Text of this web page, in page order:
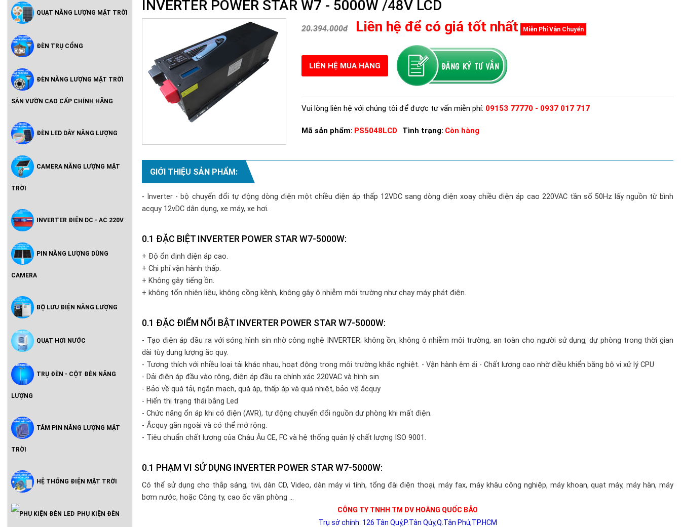
Vườn Cao Cấp Chính Hãng
Hoàng Quốc Bảo - Độ Sáng Cao,
QUẠT NĂNG LƯỢNG MẶT TRỜI
ĐÈN TRỤ CỔNG
ĐÈN NĂNG LƯỢNG MẶT TRỜI
SÂN VƯỜN CAO CẤP CHÍNH HÃNG
ĐÈN LED DÂY NĂNG LƯỢNG
CAMERA NĂNG LƯỢNG MẶT
TRỜI
INVERTER ĐIỆN DC - AC 220V
PIN NĂNG LƯỢNG DÙNG
CAMERA
BỘ LƯU ĐIỆN NĂNG LƯỢNG
QUẠT HƠI NƯỚC
TRỤ ĐÈN - CỘT ĐÈN NĂNG
LƯỢNG
TẤM PIN NĂNG LƯỢNG MẶT
TRỜI
HỆ THỐNG ĐIỆN MẶT TRỜI
Inveter Hòa Lưới Có Lưu Trữ -
PHỤ KIỆN ĐÈN
INVERTER POWER STAR W7 - 5000W /48V LCD
20.394.000đ Liên hệ để có giá tốt nhất Miễn Phí Vận Chuyển
LIÊN HỆ MUA HÀNG
Vui lòng liên hệ với chúng tôi để được tư vấn miễn phí: 09153 77770 - 0937 017 717
Mã sản phẩm: PS5048LCD Tình trạng: Còn hàng
GIỚI THIỆU SẢN PHẨM:
- Inverter - bộ chuyển đổi tự động dòng điện một chiều điện áp thấp 12VDC sang dòng điện xoay chiều điện áp cao 220VAC tần số 50Hz lấy nguồn từ bình
acquy 12vDC dân dụng, xe máy, xe hơi.
ĐẶC BIỆT INVERTER POWER STAR W7-5000W:
+ Độ ổn định điện áp cao.
+ Chi phí vận hành thấp.
+ Không gây tiếng ồn.
+ không tốn nhiên liệu, không cồng kềnh, không gây ô nhiễm môi trường như chạy máy phát điện.
ĐẶC ĐIỂM NỔI BẬT INVERTER POWER STAR W7-5000W:
- Tạo điện áp đầu ra với sóng hình sin nhờ công nghệ INVERTER; không ồn, không ô nhiễm môi trường, an toàn cho người sử dụng, dự phòng trong thời gian
dài tùy dung lượng ắc quy.
- Tương thích với nhiều loại tải khác nhau, hoạt động trong môi trường khắc nghiệt. - Vận hành êm ái - Chất lượng cao nhờ điều khiển bằng bộ vi xử lý CPU
- Dải điện áp đầu vào rộng, điện áp đầu ra chính xác 220VAC và hình sin
- Bảo về quá tải, ngắn mạch, quá áp, thấp áp và quá nhiệt, bảo vệ ắcquy
- Hiển thị trạng thái bằng Led
- Chức năng ổn áp khi có điện (AVR), tự động chuyển đổi nguồn dự phòng khi mất điện.
- Ắcquy gắn ngoài và có thể mở rộng.
- Tiêu chuẩn chất lượng của Châu Âu CE, FC và hệ thống quản lý chất lượng ISO 9001.
PHẠM VI SỬ DỤNG INVERTER POWER STAR W7-5000W:
Có thể sử dụng cho thắp sáng, tivi, dàn CD, Video, dàn máy vi tính, tổng đài điện thoại, máy fax, máy khâu công nghiệp, máy khoan, quạt máy, máy hàn, máy
bơm nước, hoặc Công ty, cao ốc văn phòng …
CÔNG TY TNHH TM DV HOÀNG QUỐC BẢO
Trụ sở chính: 126 Tân Quý,P.Tân Qúy,Q.Tân Phú,TP.HCM